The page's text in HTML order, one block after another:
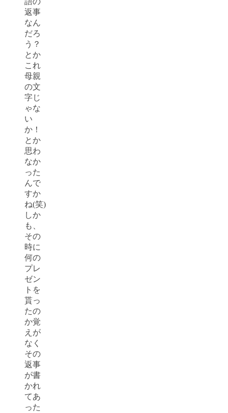
返事
なん
だろ
う？
とか
これ
母親
の文
字じ
ゃな
い
か！
とか
思わ
なか
った
んで
すか
ね(笑)
しか
も、
その
時に
何の
プレ
ゼン
トを
貰っ
たの
か覚
えが
なく
その
返事
が書
かれ
てあ
った